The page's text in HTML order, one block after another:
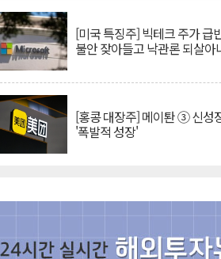
[미국 특징주] 빅테크 주가 급
불안 잦아들고 낙관론 되살아
[홍콩 대장주] 메이퇀 ③ 신성
'폭발적 성장'